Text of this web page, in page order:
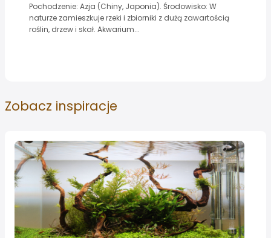
Pochodzenie: Azja (Chiny, Japonia). Środowisko: W
naturze zamieszkuje rzeki i zbiorniki z dużą zawartością
roślin, drzew i skał. Akwarium...
Zobacz inspiracje